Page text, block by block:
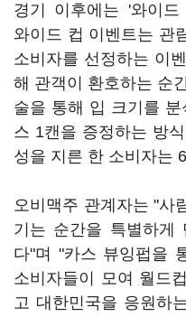
경기 이후에는 '와이
와이드 컵 이벤트는 관
소비자를 선정하는 이
해 관객이 환호하는 순
술을 통해 입 크기를
스 1캔을 증정하는 방
성을 지른 한 소비자는
오비맥주 관계자는 "사
기는 순간을 특별하게
다"며 "카스 뷰잉펍을
소비자들이 모여 월드
고 대한민국을 응원하